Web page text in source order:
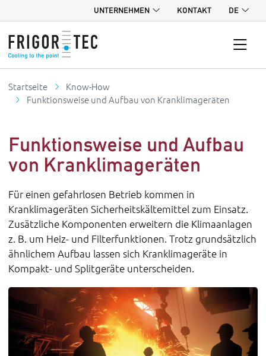
UNTERNEHMEN KONTAKT DE
Startseite
Know-How
Funktionsweise und Aufbau von Kranklimageräten
Funktionsweise und Aufbau
von Kranklimageräten
Für einen gefahrlosen Betrieb kommen in
Kranklimageräten Sicherheitskältemittel zum Einsatz.
Zusätzliche Komponenten erweitern die Klimaanlagen
z. B. um Heiz- und Filterfunktionen. Trotz grundsätzlich
ähnlichem Aufbau lassen sich Kranklimageräte in
Kompakt- und Splitgeräte unterscheiden.